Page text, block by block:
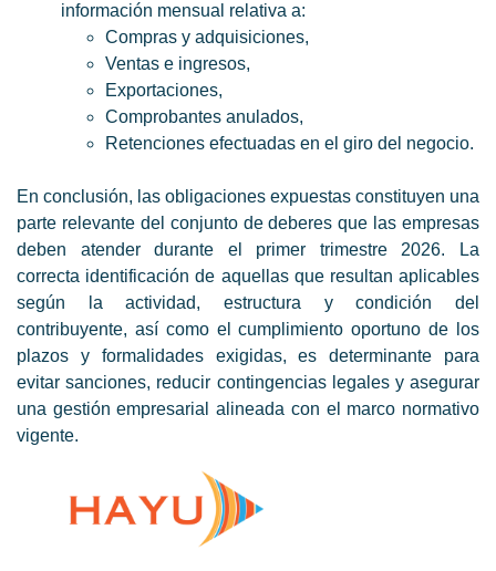
información mensual relativa a:
Compras y adquisiciones,
Ventas e ingresos,
Exportaciones,
Comprobantes anulados,
Retenciones efectuadas en el giro del negocio.
En conclusión, las obligaciones expuestas constituyen una
parte relevante del conjunto de deberes que las empresas
deben atender durante el primer trimestre 2026. La
correcta identificación de aquellas que resultan aplicables
según la actividad, estructura y condición del
contribuyente, así como el cumplimiento oportuno de los
plazos y formalidades exigidas, es determinante para
evitar sanciones, reducir contingencias legales y asegurar
una gestión empresarial alineada con el marco normativo
vigente.